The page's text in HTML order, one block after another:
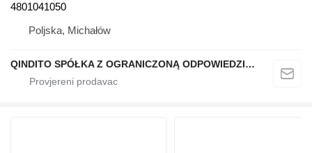
4801041050
Poljska, Michałów
QINDITO SPÓŁKA Z OGRANICZONĄ ODPOWIEDZIALNOŚCIĄ